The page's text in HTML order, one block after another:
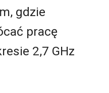
gdzie
pracę
2,7 GHz